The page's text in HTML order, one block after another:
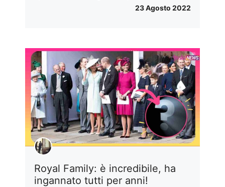
23 Agosto 2022
Royal Family: è incredibile, ha
ingannato tutti per anni!